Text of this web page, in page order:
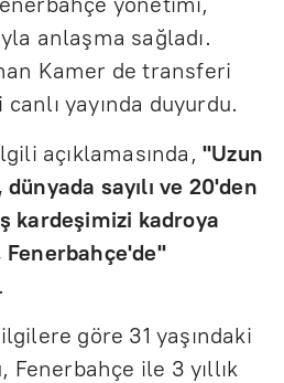
anlaşma sağladı.
Kamer de transferi
yayında duyurdu.
açıklamasında, "Uzun
sayılı ve 20'den
kardeşimizi kadroya
Fenerbahçe'de"
göre 31 yaşındaki
Fenerbahçe ile 3 yıllık